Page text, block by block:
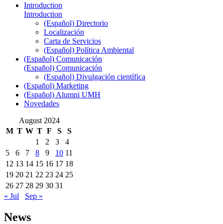
Introduction
Introduction
(Español) Directorio
Localización
Carta de Servicios
(Español) Política Ambiental
(Español) Comunicación
(Español) Comunicación
(Español) Divulgación científica
(Español) Marketing
(Español) Alumni UMH
Novedades
August 2024
M T W T F S
S
1
2 3
4
5
6 7 8 9 10 11
12 13 14 15 16 17 18
19 20 21 22 23 24 25
26 27 28 29 30 31
« Jul
Sep »
News